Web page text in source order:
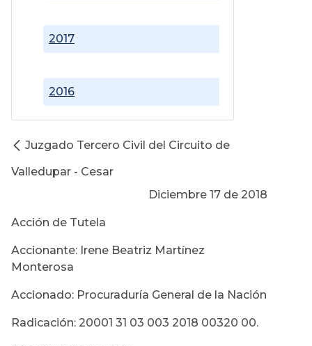
2016
2017
Juzgado Tercero Civil del Circuito de
Valledupar - Cesar
Diciembre 17 de 2018
Acción de Tutela
Accionante: Irene Beatriz Martínez
Monterosa
Accionado: Procuraduría General de la Nación
Radicación: 20001 31 03 003 2018 00320 00.